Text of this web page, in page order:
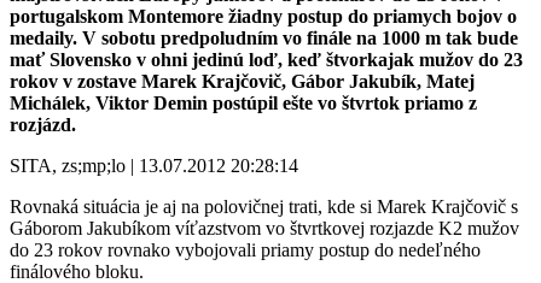
portugalskom Montemore žiadny postup do priamych bojov o
medaily. V sobotu predpoludním vo finále na 1000 m tak bude
mať Slovensko v ohni jedinú loď, keď štvorkajak mužov do 23
rokov v zostave Marek Krajčovič, Gábor Jakubík, Matej
Michálek, Viktor Demin postúpil ešte vo štvrtok priamo z
rozjázd.
SITA, zs;mp;lo | 13.07.2012 20:28:14
Rovnaká situácia je aj na polovičnej trati, kde si Marek Krajčovič s
Gáborom Jakubíkom víťazstvom vo štvrtkovej rozjazde K2 mužov
do 23 rokov rovnako vybojovali priamy postup do nedeľného
finálového bloku.